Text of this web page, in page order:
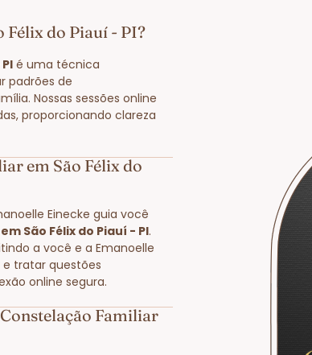
Félix do Piauí - PI?
é uma técnica
padrões de
Nossas sessões online
proporcionando clareza
em São Félix do
Einecke guia você
São Félix do Piauí - PI.
a você e a Emanoelle
tratar questões
online segura.
Familiar